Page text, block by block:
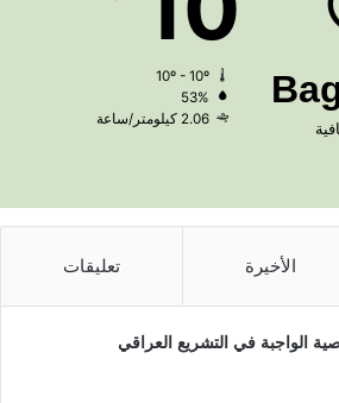
53%
2.06 كيلومتر/ساعة
الأخيرة تعليقات
الواجبة في التشريع العراقي